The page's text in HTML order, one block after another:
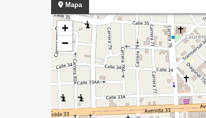
Mapa
+
−